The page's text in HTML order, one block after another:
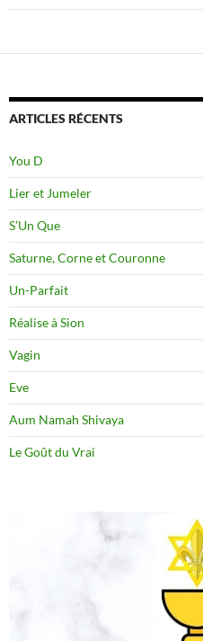
ARTICLES RÉCENTS
You D
Lier et Jumeler
S’Un Que
Saturne, Corne et Couronne
Un-Parfait
Réalise à Sion
Vagin
Eve
Aum Namah Shivaya
Le Goût du Vrai